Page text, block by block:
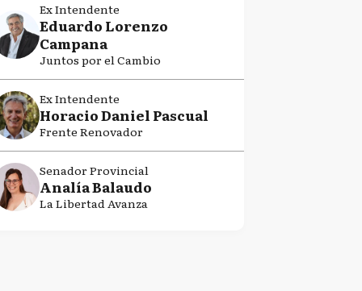
Ex Intendente
Eduardo Lorenzo
Campana
Juntos por el Cambio
Ex Intendente
Horacio Daniel Pascual
Frente Renovador
Senador Provincial
Analía Balaudo
La Libertad Avanza